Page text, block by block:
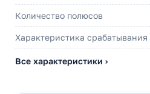
Количество полюсов
Характеристика срабатывания
Все характеристики ›